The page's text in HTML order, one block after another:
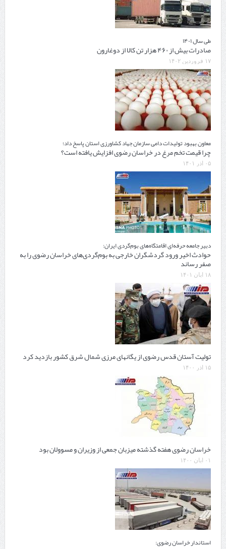
طی سال ۱۴۰۱
صادرات بیش از ۴۶۰ هزار تن کالا از دوغارون
۱۷ فروردین ۱۴۰۲
معاون بهبود تولیدات دامی سازمان جهاد کشاورزی استان پاسخ داد؛
چرا قیمت تخم مرغ در خراسان رضوی افزایش یافته است؟
۰۵ آذر ۱۴۰۱
دبیر جامعه حرفه‌ای اقامتگاه‌های بوم‌گردی ایران:
حوادث اخیر ورود گردشگران خارجی به بوم‌گردی‌های خراسان رضوی را به
صفر رساند
۱۸ آبان ۱۴۰۱
تولیت آستان قدس رضوی از یگانهای مرزی شمال شرق کشور بازدید کرد
۱۵ آذر ۱۴۰۰
خراسان رضوی هفته گذشته میزبان جمعی از وزیران و مسوولان بود
۰۱ آبان ۱۴۰۰
استاندار خراسان رضوی: